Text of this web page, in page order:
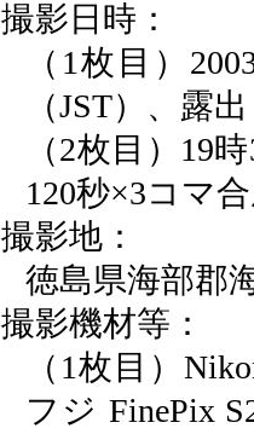
撮影日時：
（1枚目）
（JST）、露
（2枚目）19
120秒×3コマ
撮影地：
徳島県海部郡
撮影機材等：
（1枚目）
フジ FinePix